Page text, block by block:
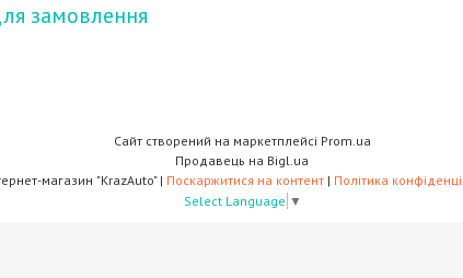
замовлення
Сайт створений на маркетплейсі Prom.ua
Продавець на Bigl.ua
Інтернет-магазин "KrazAuto" | Поскаржитися на контент | Політика
Select Language ▼